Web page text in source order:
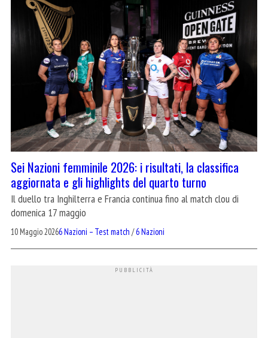
Sei Nazioni femminile 2026: i risultati, la classifica
aggiornata e gli highlights del quarto turno
Il duello tra Inghilterra e Francia continua fino al match clou di
domenica 17 maggio
10 Maggio 20266 Nazioni – Test match /6 Nazioni